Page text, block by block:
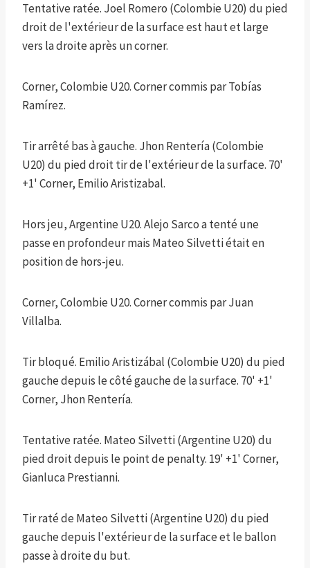
Tentative ratée. Joel Romero (Colombie U20) du pied
droit de l'extérieur de la surface est haut et large
vers la droite après un corner.
Corner, Colombie U20. Corner commis par Tobías
Ramírez.
Tir arrêté bas à gauche. Jhon Rentería (Colombie
U20) du pied droit tir de l'extérieur de la surface. 70'
+1' Corner, Emilio Aristizabal.
Hors jeu, Argentine U20. Alejo Sarco a tenté une
passe en profondeur mais Mateo Silvetti était en
position de hors-jeu.
Corner, Colombie U20. Corner commis par Juan
Villalba.
Tir bloqué. Emilio Aristizábal (Colombie U20) du pied
gauche depuis le côté gauche de la surface. 70' +1'
Corner, Jhon Rentería.
Tentative ratée. Mateo Silvetti (Argentine U20) du
pied droit depuis le point de penalty. 19' +1' Corner,
Gianluca Prestianni.
Tir raté de Mateo Silvetti (Argentine U20) du pied
gauche depuis l'extérieur de la surface et le ballon
passe à droite du but.